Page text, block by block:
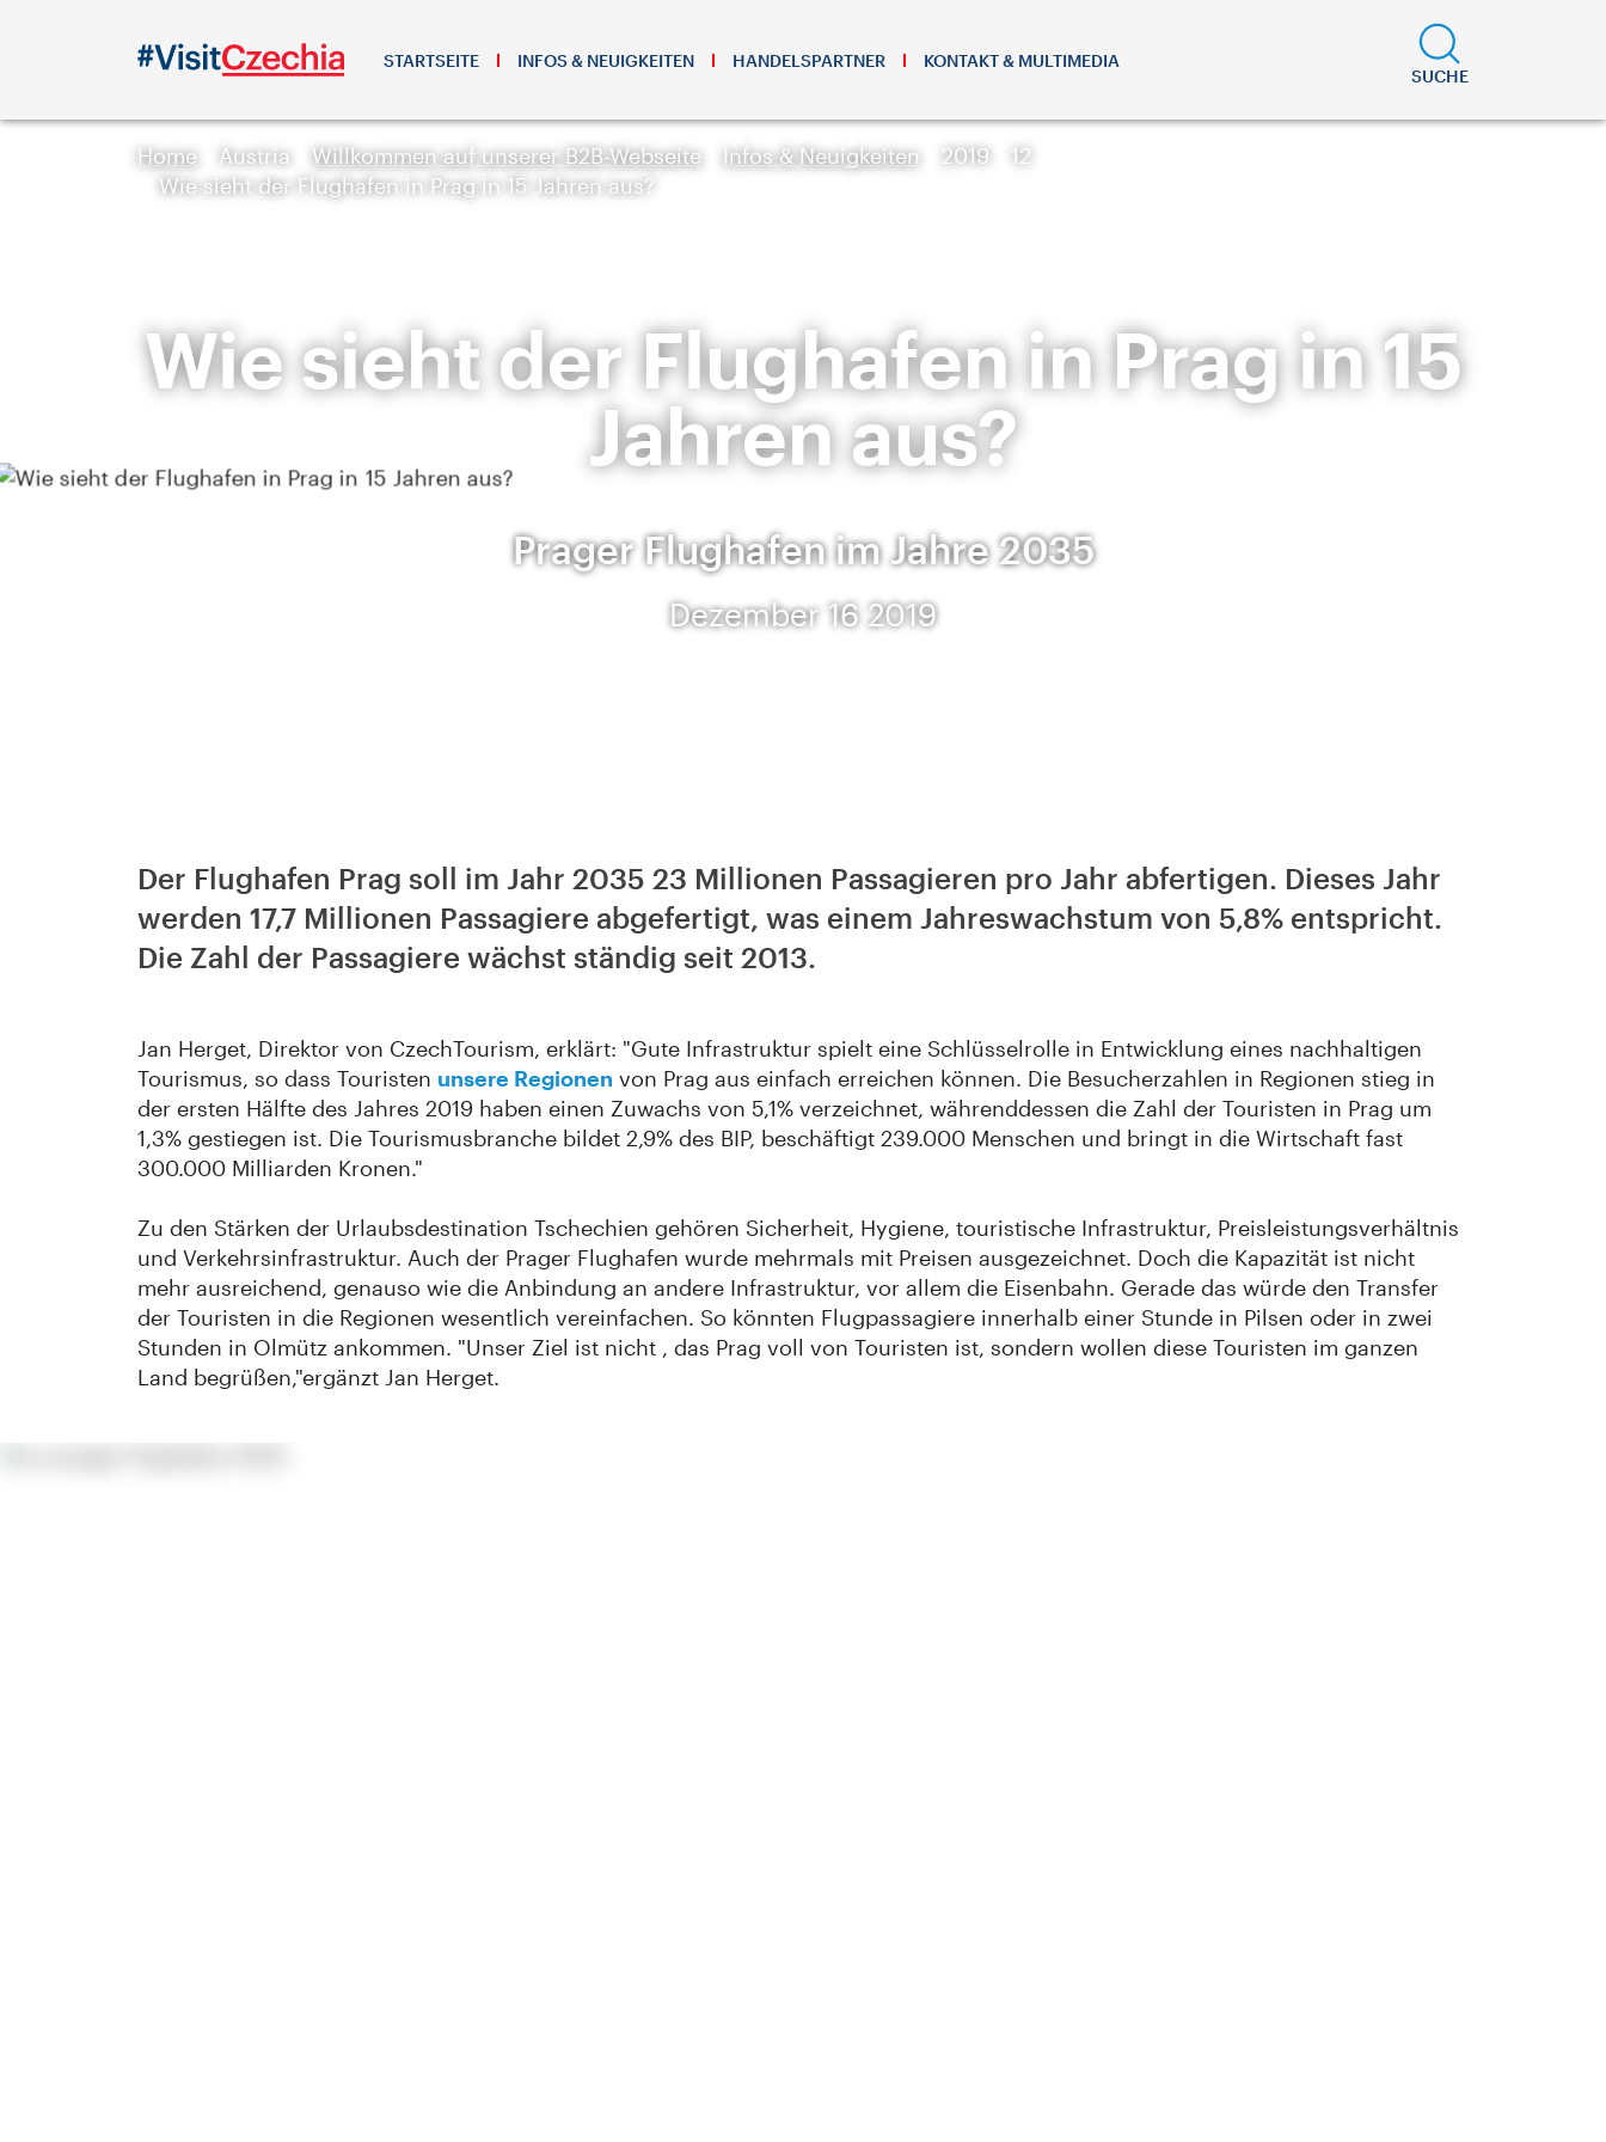
STARTSEITE INFOS & NEUIGKEITEN HANDELSPARTNER KONTAKT & MULTIMEDIA
SUCHE
Home Austria Willkommen auf unserer B2B-Webseite Infos & Neuigkeiten 2019
12
Wie sieht der Flughafen in Prag in 15 Jahren aus?
Wie sieht der Flughafen in Prag in 15
Jahren aus?
Prager Flughafen im Jahre 2035
Dezember 16 2019
Der Flughafen Prag soll im Jahr 2035 23 Millionen Passagieren pro Jahr abfertigen. Dieses Jahr
werden 17,7 Millionen Passagiere abgefertigt, was einem Jahreswachstum von 5,8% entspricht.
Die Zahl der Passagiere wächst ständig seit 2013.
Jan Herget, Direktor von CzechTourism, erklärt: "Gute Infrastruktur spielt eine Schlüsselrolle in Entwicklung eines nachhaltigen
Tourismus, so dass Touristen unsere Regionen von Prag aus einfach erreichen können. Die Besucherzahlen in Regionen stieg in
der ersten Hälfte des Jahres 2019 haben einen Zuwachs von 5,1% verzeichnet, währenddessen die Zahl der Touristen in Prag um
1,3% gestiegen ist. Die Tourismusbranche bildet 2,9% des BIP, beschäftigt 239.000 Menschen und bringt in die Wirtschaft fast
300.000 Milliarden Kronen."
Zu den Stärken der Urlaubsdestination Tschechien gehören Sicherheit, Hygiene, touristische Infrastruktur, Preisleistungsverhältnis
und Verkehrsinfrastruktur. Auch der Prager Flughafen wurde mehrmals mit Preisen ausgezeichnet. Doch die Kapazität ist nicht
mehr ausreichend, genauso wie die Anbindung an andere Infrastruktur, vor allem die Eisenbahn. Gerade das würde den Transfer
der Touristen in die Regionen wesentlich vereinfachen. So könnten Flugpassagiere innerhalb einer Stunde in Pilsen oder in zwei
Stunden in Olmütz ankommen. "Unser Ziel ist nicht , das Prag voll von Touristen ist, sondern wollen diese Touristen im ganzen
Land begrüßen,"ergänzt Jan Herget.